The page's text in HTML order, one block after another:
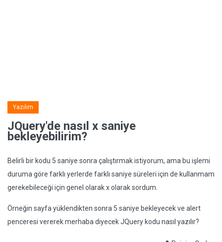
Yazılım
JQuery'de nasıl x saniye
bekleyebilirim?
Belirli bir kodu 5 saniye sonra çalıştırmak istiyorum, ama bu işlemi
duruma göre farklı yerlerde farklı saniye süreleri için de kullanmam
gerekebileceği için genel olarak x olarak sordum.
Örneğin sayfa yüklendikten sonra 5 saniye bekleyecek ve alert
penceresi vererek merhaba diyecek JQuery kodu nasıl yazılır?